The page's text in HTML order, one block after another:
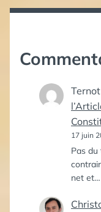
Ternot
17 juin
Pas
net et…